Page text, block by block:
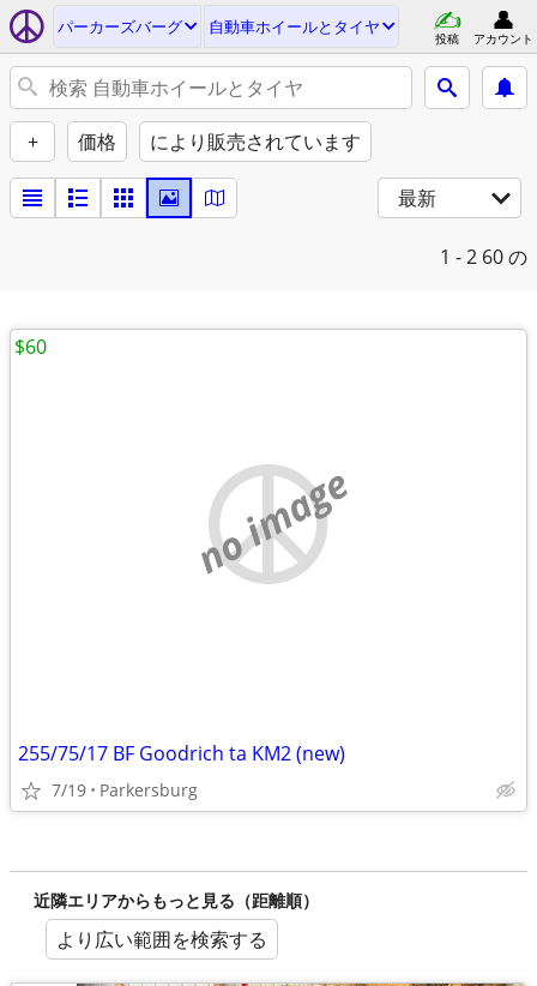
パーカーズバーグ 自動車ホイールとタイヤ
投稿 アカウント
+ 価格 により販売されています
最新
1 - 2 60 の
no image
255/75/17 BF Goodrich ta KM2 (new)
7/19 Parkersburg
$60
近隣エリアからもっと見る（距離順）
より広い範囲を検索する